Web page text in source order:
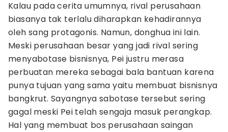
Kalau pada cerita umumnya, rival perusahaan
biasanya tak terlalu diharapkan kehadirannya
oleh sang protagonis. Namun, donghua ini lain.
Meski perusahaan besar yang jadi rival sering
menyabotase bisnisnya, Pei justru merasa
perbuatan mereka sebagai bala bantuan karena
punya tujuan yang sama yaitu membuat bisnisnya
bangkrut. Sayangnya sabotase tersebut sering
gagal meski Pei telah sengaja masuk perangkap.
Hal yang membuat bos perusahaan saingan